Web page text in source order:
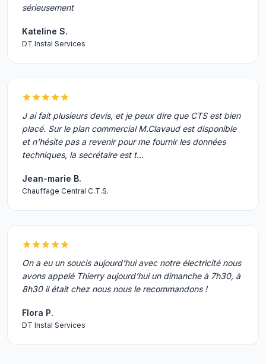
sérieusement
Kateline S.
DT Instal Services
J ai fait plusieurs devis, et je peux dire que CTS est bien
placé. Sur le plan commercial M.Clavaud est disponible
et n'hésite pas a revenir pour me fournir les données
techniques, la secrétaire est t…
Jean-marie B.
Chauffage Central C.T.S.
On a eu un soucis aujourd’hui avec notre électricité nous
avons appelé Thierry aujourd’hui un dimanche à 7h30, à
8h30 il était chez nous nous le recommandons !
Flora P.
DT Instal Services